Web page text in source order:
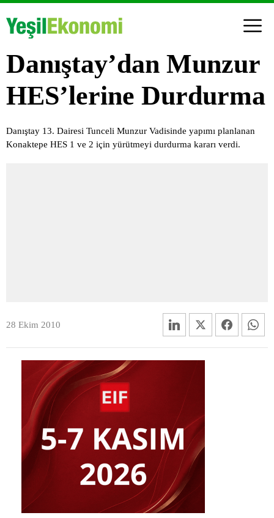
Danıştay’dan Munzur
HES’lerine Durdurma
Danıştay 13. Dairesi Tunceli Munzur Vadisinde yapımı planlanan
Konaktepe HES 1 ve 2 için yürütmeyi durdurma kararı verdi.
28 Ekim 2010